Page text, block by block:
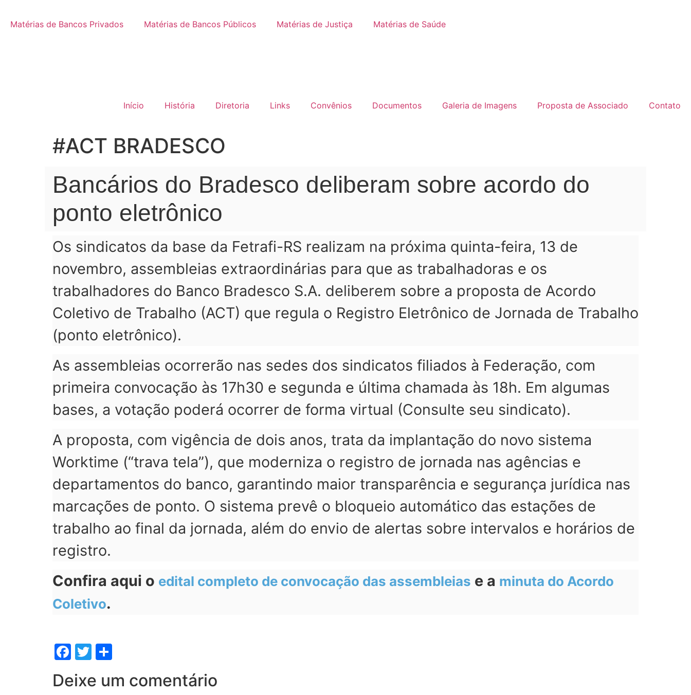
Matérias de Bancos Privados Matérias de Bancos Públicos Matérias de Justiça Matérias de Saúde
Início História Diretoria Links Convênios Documentos Galeria de Imagens Proposta de Associado Contato
#ACT BRADESCO
Bancários do Bradesco deliberam sobre acordo do
ponto eletrônico
Os sindicatos da base da Fetrafi-RS realizam na próxima quinta-feira, 13 de
novembro, assembleias extraordinárias para que as trabalhadoras e os
trabalhadores do Banco Bradesco S.A. deliberem sobre a proposta de Acordo
Coletivo de Trabalho (ACT) que regula o Registro Eletrônico de Jornada de Trabalho
(ponto eletrônico).
As assembleias ocorrerão nas sedes dos sindicatos filiados à Federação, com
primeira convocação às 17h30 e segunda e última chamada às 18h. Em algumas
bases, a votação poderá ocorrer de forma virtual (Consulte seu sindicato).
A proposta, com vigência de dois anos, trata da implantação do novo sistema
Worktime (“trava tela”), que moderniza o registro de jornada nas agências e
departamentos do banco, garantindo maior transparência e segurança jurídica nas
marcações de ponto. O sistema prevê o bloqueio automático das estações de
trabalho ao final da jornada, além do envio de alertas sobre intervalos e horários de
registro.
Confira aqui o edital completo de convocação das assembleias e a minuta do Acordo
Coletivo.
Facebook
Twitter
Deixe um comentário